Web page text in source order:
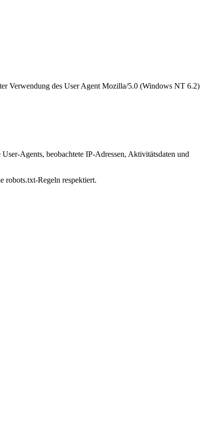
Verwendung des User Agent Mozilla/5.0 (Windows NT 6.2)
Agents, beobachtete IP-Adressen, Aktivitätsdaten und
robots.txt-Regeln respektiert.